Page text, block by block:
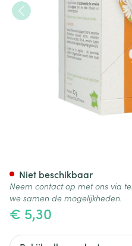
€ 5,30
Niet beschikbaar
Neem contact op met ons via
we samen de mogelijkheden.